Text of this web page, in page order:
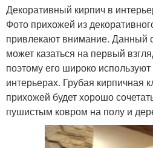
Декоративный кирпич в
Фото прихожей из
привлекают внимание. Данный
может казаться на первый
поэтому его широко
интерьерах. Грубая кирпичная
прихожей будет хорошо
пушистым ковром на полу и